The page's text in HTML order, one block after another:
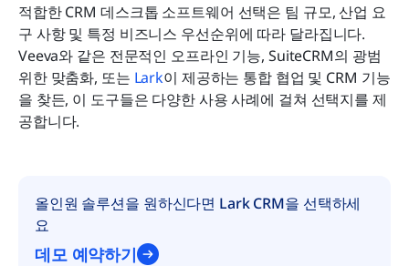
적합한 CRM 데스크톱 소프트웨어 선택은 팀 규모, 산업 요
구 사항 및 특정 비즈니스 우선순위에 따라 달라집니다.
Veeva와 같은 전문적인 오프라인 기능, SuiteCRM의 광범
위한 맞춤화, 또는 Lark이 제공하는 통합 협업 및 CRM 기능
을 찾든, 이 도구들은 다양한 사용 사례에 걸쳐 선택지를 제
공합니다.
올인원 솔루션을 원하신다면 Lark CRM을 선택하세
요
데모 예약하기